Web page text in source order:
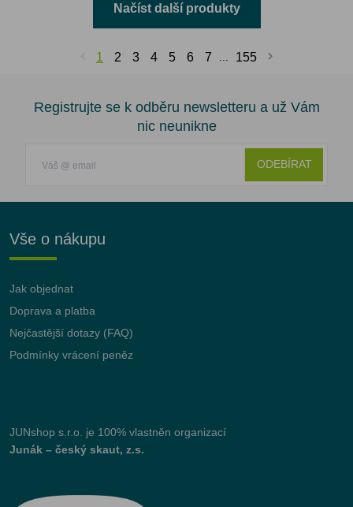
Načíst další produkty
1 2 3 4 5 6 7 155
Registrujte se k odběru newsletteru a už Vám
nic neunikne
ODEBÍRAT
Vše o nákupu
Jak objednat
Doprava a platba
Nejčastější dotazy (FAQ)
Podmínky vrácení peněz
JUNshop s.r.o.
je 100% vlastněn organizací
Junák – český skaut, z.s.